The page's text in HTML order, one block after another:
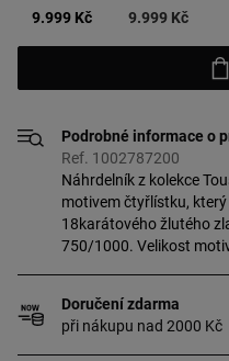
vybrané
9.999 Kč 9.999 Kč
Podrobné informace o
Ref. 1002787200
Náhrdelník z kolekce
motivem čtyřlístku, který
18karátového žlutého
750/1000. Velikost
Doručení zdarma
při nákupu nad 2000 Kč